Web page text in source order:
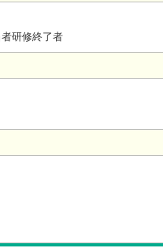
研修終了者